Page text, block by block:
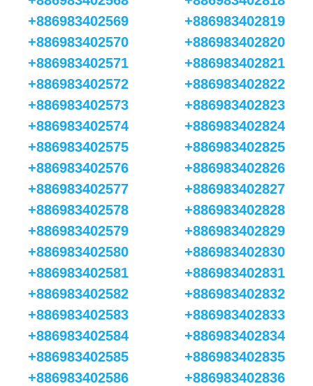
+886983402569
+886983402570
+886983402571
+886983402572
+886983402573
+886983402574
+886983402575
+886983402576
+886983402577
+886983402578
+886983402579
+886983402580
+886983402581
+886983402582
+886983402583
+886983402584
+886983402585
+886983402586
+886983402819
+886983402820
+886983402821
+886983402822
+886983402823
+886983402824
+886983402825
+886983402826
+886983402827
+886983402828
+886983402829
+886983402830
+886983402831
+886983402832
+886983402833
+886983402834
+886983402835
+886983402836